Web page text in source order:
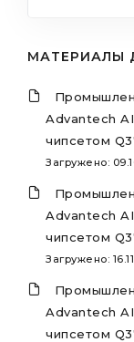
МАТЕРИАЛЫ
Advantech
чипсетом
Загружено:
Advantech
чипсетом
Загружено:
Advantech
чипсетом